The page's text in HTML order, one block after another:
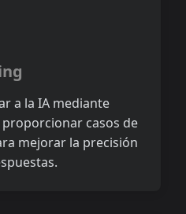
a la IA mediante
casos de
mejorar la precisión